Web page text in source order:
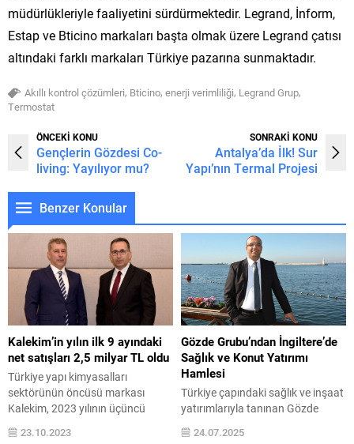
müdürlükleriyle faaliyetini sürdürmektedir. Legrand, İnform,
Estap ve Bticino markaları başta olmak üzere Legrand çatısı
altındaki farklı markaları Türkiye pazarına sunmaktadır.
Akıllı kontrol çözümleri, Bticino, enerji verimliliği, Legrand Grup,
Termostat
ÖNCEKİ KONU
Gençlerin Gözdesi Co-
living: Yayılıyor mu?
SONRAKİ KONU
Antalya’da İlk! Sur
Yapı’nın Termal Projesi
Benzer Konular
Kalekim’in yılın ilk 9 ayındaki
net satışları 2,5 milyar TL oldu
Türkiye yapı kimyasalları
sektörünün öncüsü markası
Kalekim, 2023 yılının üçüncü
çeyreğine ilişkin finansal
sonuçlarını açıkladı. İlk iki
23.10.2023
Gözde Grubu’ndan İngiltere’de
Sağlık ve Konut Yatırımı
Hamlesi
Türkiye çapındaki sağlık ve inşaat
yatırımlarıyla tanınan Gözde
Grubu, İngiltere’de sağlık turizmi
alanında başlattığı yatırım
24.07.2025